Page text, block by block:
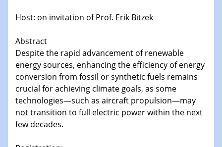
15.01.2025
Comets – Why Should We Study Them?
15.01.2025
GDCh Kolloquium
22.01.2025
Physikalisches Kolloquium
Make it and break it: Contact and Cracks at soft
interfaces
Host: on invitation of Prof. Erik Bitzek
Abstract
Despite the rapid advancement of renewable
energy sources, enhancing the efficiency of energy
conversion from fossil or synthetic fuels remains
crucial for achieving climate goals, as some
technologies—such as aircraft propulsion—may
not transition to full electric power within the next
few decades.